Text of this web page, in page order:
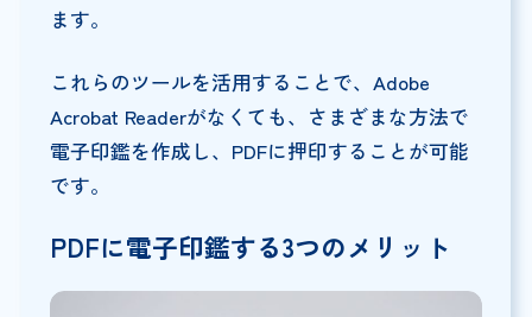
ます。
これらのツールを活用することで、Adobe
Acrobat Readerがなくても、さまざまな方法で
電子印鑑を作成し、PDFに押印することが可能
です。
PDFに電子印鑑する3つのメリット